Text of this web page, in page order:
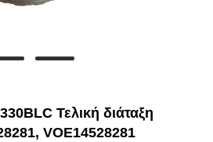
Τελική διάταξη
VOE14528281